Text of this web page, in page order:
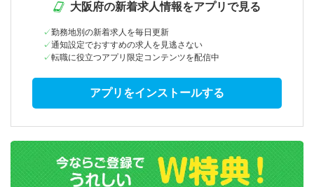
大阪府の新着求人情報をアプリで見る
勤務地別の新着求人を毎日更新
通知設定でおすすめの求人を見逃さない
転職に役立つアプリ限定コンテンツを配信中
アプリをインストールする